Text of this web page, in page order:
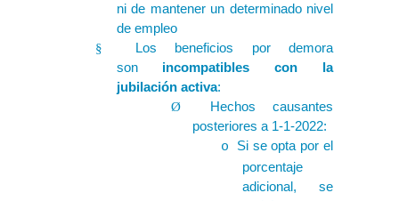
ni de mantener un determinado nivel
de empleo
§
Los beneficios por demora
son incompatibles con la
jubilación activa:
Ø
Hechos causantes
posteriores a 1-1-2022:
o
Si se opta por el
porcentaje
adicional, se